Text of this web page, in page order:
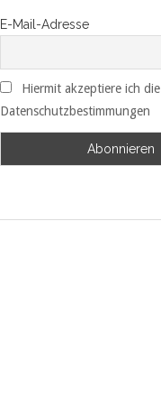
E-Mail-Adresse
Hiermit akzeptiere ich die
Datenschutzbestimmungen